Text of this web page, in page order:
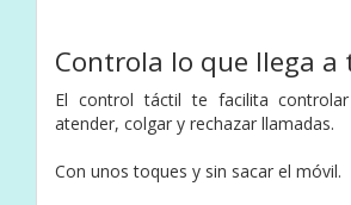
Controla lo que llega a
El control táctil te facilita
atender, colgar y rechazar llamadas.
Con unos toques y sin sacar el móvil.